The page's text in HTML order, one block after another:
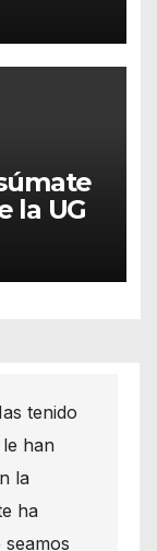
la UG
tenido
han
la
ha